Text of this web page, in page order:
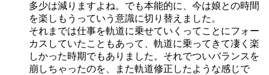
多少は減りますよね。でも本能的に、今は娘との時間
を楽しもうっていう意識に切り替えました。
それまでは仕事を軌道に乗せていくってことにフォー
カスしていたこともあって、軌道に乗ってきて凄く楽
しかった時期でもありました。それでついバランスを
崩しちゃったのを、また軌道修正したような感じで